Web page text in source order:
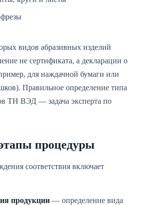
видов абразивных изделий
не сертификата, а декларации о
для наждачной бумаги или
Правильное определение типа
ТН ВЭД — задача эксперта по
процедуры
соответствия включает
продукции — определение вида